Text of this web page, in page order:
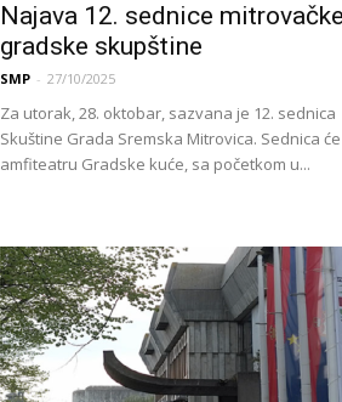
Najava 12. sednice mitrovačke
gradske skupštine
SMP - 27/10/2025
Za utorak, 28. oktobar, sazvana je 12. sednica
Skuštine Grada Sremska Mitrovica. Sednica
amfiteatru Gradske kuće, sa početkom u...